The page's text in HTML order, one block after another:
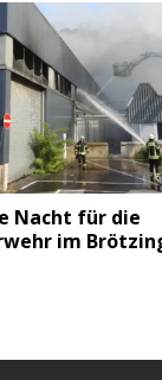
Nacht für die
im